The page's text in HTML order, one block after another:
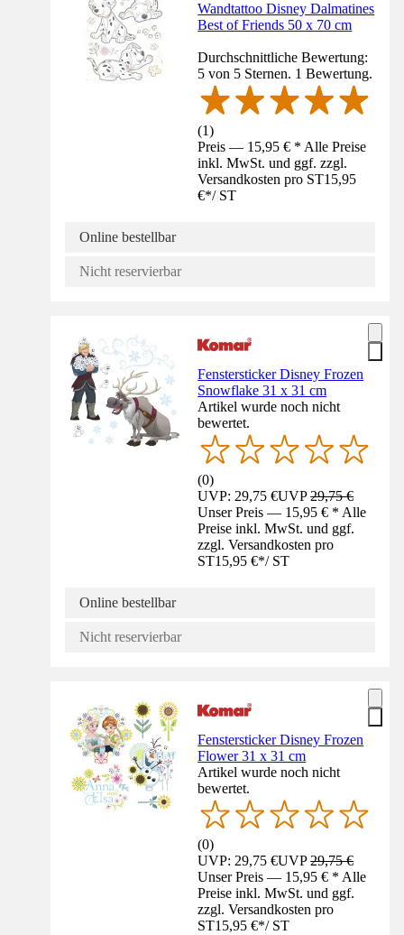
Wandtattoo Disney Dalmatines
Best of Friends 50 x 70 cm
Durchschnittliche Bewertung:
5 von 5 Sternen. 1 Bewertung.
(1)
Preis — 15,95 € * Alle Preise
inkl. MwSt. und ggf. zzgl.
Versandkosten pro ST15,95
€*/ ST
Online bestellbar
Nicht reservierbar
Fenstersticker Disney Frozen
Snowflake 31 x 31 cm
Artikel wurde noch nicht
bewertet.
(0)
UVP: 29,75 €UVP29,75 €
Unser Preis — 15,95 € * Alle
Preise inkl. MwSt. und ggf.
zzgl. Versandkosten pro
ST15,95 €*/ ST
Online bestellbar
Nicht reservierbar
Fenstersticker Disney Frozen
Flower 31 x 31 cm
Artikel wurde noch nicht
bewertet.
(0)
UVP: 29,75 €UVP29,75 €
Unser Preis — 15,95 € * Alle
Preise inkl. MwSt. und ggf.
zzgl. Versandkosten pro
ST15,95 €*/ ST